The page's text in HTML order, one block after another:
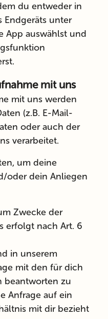
du entweder in
Endgeräts unter
App auswählst und
mit uns
mit uns werden
(z.B. E-Mail-
oder auch der
verarbeitet.
um deine
oder dein Anliegen
Zwecke der
erfolgt nach Art. 6
in unserem
mit den für dich
beantworten zu
Anfrage auf ein
mit dir bezieht